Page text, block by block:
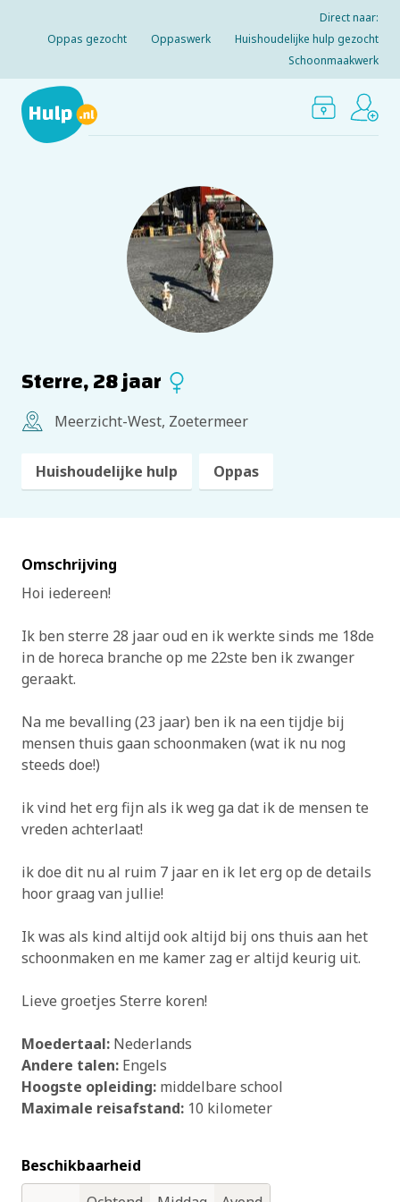
Direct naar:
Oppas gezocht
Oppaswerk
Huishoudelijke hulp gezocht
Schoonmaakwerk
Sterre, 28 jaar
Meerzicht-West, Zoetermeer
Huishoudelijke hulp Oppas
Omschrijving
Hoi iedereen!
Ik ben sterre 28 jaar oud en ik werkte sinds me 18de
in de horeca branche op me 22ste ben ik zwanger
geraakt.
Na me bevalling (23 jaar) ben ik na een tijdje bij
mensen thuis gaan schoonmaken (wat ik nu nog
steeds doe!)
ik vind het erg fijn als ik weg ga dat ik de mensen te
vreden achterlaat!
ik doe dit nu al ruim 7 jaar en ik let erg op de details
hoor graag van jullie!
Ik was als kind altijd ook altijd bij ons thuis aan het
schoonmaken en me kamer zag er altijd keurig uit.
Lieve groetjes Sterre koren!
Moedertaal: Nederlands
Andere talen: Engels
Hoogste opleiding: middelbare school
Maximale reisafstand: 10 kilometer
Beschikbaarheid